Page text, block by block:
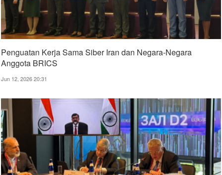
Penguatan Kerja Sama Siber Iran dan Negara-Negara
Anggota BRICS
Jun 12, 2026 20:31